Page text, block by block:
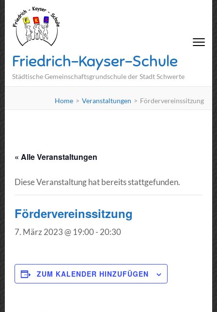
Friedrich-Kayser-Schule
Städtische Gemeinschaftsgrundschule der Stadt Schwerte
Home > Veranstaltungen > Fördervereinssitzung
« Alle Veranstaltungen
Diese Veranstaltung hat bereits stattgefunden.
Fördervereinssitzung
7. März 2023 @ 19:00- 20:30
ZUM KALENDER HINZUFÜGEN